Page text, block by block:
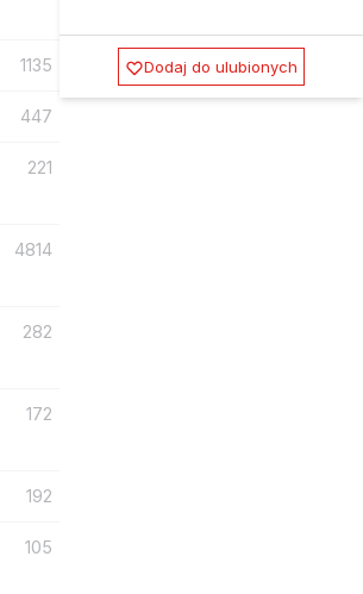
1135
447
221
4814
282
172
192
105
Dodaj do ulubionych